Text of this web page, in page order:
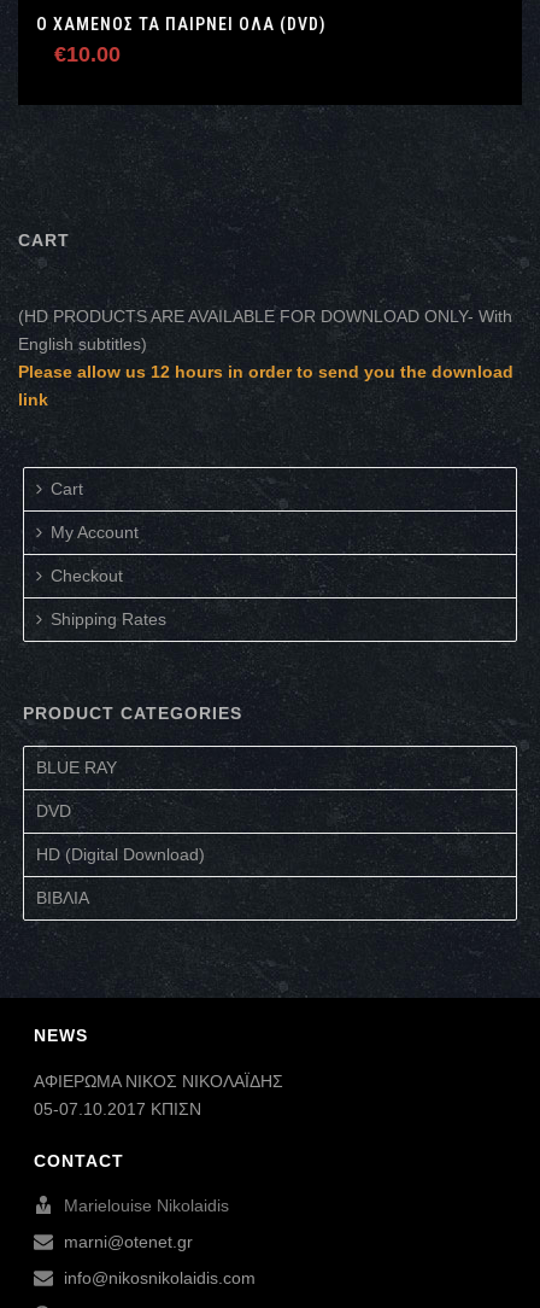
Ο ΧΑΜΈΝΟΣ ΤΑ ΠΑΊΡΝΕΙ ΌΛΑ (DVD)
€10.00
CART
(HD PRODUCTS ARE AVAILABLE FOR DOWNLOAD ONLY- With
English subtitles)
Please allow us 12 hours in order to send you the download
link
Cart
My Account
Checkout
Shipping Rates
PRODUCT CATEGORIES
BLUE RAY
DVD
HD (Digital Download)
ΒΙΒΛΙΑ
NEWS
ΑΦΙΕΡΩΜΑ ΝΙΚΟΣ ΝΙΚΟΛΑΪΔΗΣ
05-07.10.2017 ΚΠΙΣΝ
CONTACT
Marielouise Nikolaidis
marni@otenet.gr
info@nikosnikolaidis.com